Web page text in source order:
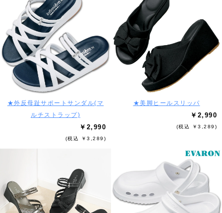
★外反母趾サポートサンダル(マ
ルチストラップ)
￥2,990
(税込 ￥3,289)
★美脚ヒールスリッパ
￥2,990
(税込 ￥3,289)